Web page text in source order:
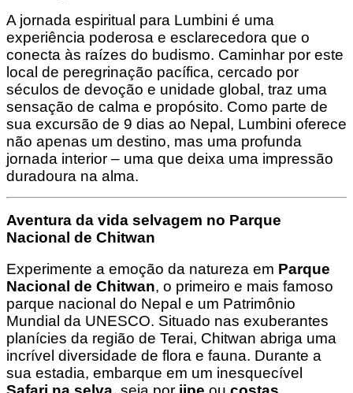
A jornada espiritual para Lumbini é uma
experiência poderosa e esclarecedora que o
conecta às raízes do budismo. Caminhar por este
local de peregrinação pacífica, cercado por
séculos de devoção e unidade global, traz uma
sensação de calma e propósito. Como parte de
sua excursão de 9 dias ao Nepal, Lumbini oferece
não apenas um destino, mas uma profunda
jornada interior – uma que deixa uma impressão
duradoura na alma.
Aventura da vida selvagem no Parque
Nacional de Chitwan
Experimente a emoção da natureza em Parque
Nacional de Chitwan, o primeiro e mais famoso
parque nacional do Nepal e um Patrimônio
Mundial da UNESCO. Situado nas exuberantes
planícies da região de Terai, Chitwan abriga uma
incrível diversidade de flora e fauna. Durante a
sua estadia, embarque em um inesquecível